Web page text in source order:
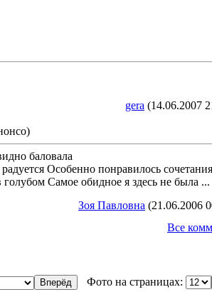
gera (14.06.2007
баловала
Особенно понравилось сочетания
Самое обидное я здесь не была ...
Зоя Павловна (21.06.2006
Все
Фото на страницах: